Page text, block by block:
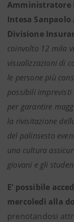
Amministratore
Intesa Sanpaolo
Divisione
coinvolto 12 mila
visualizzazioni di
le persone più
possibili imprevisti
per garantire
la rivisitazione
del palinsesto
una cultura
giovani e gli
E’ possibile
mercoledì alla
prenotandosi